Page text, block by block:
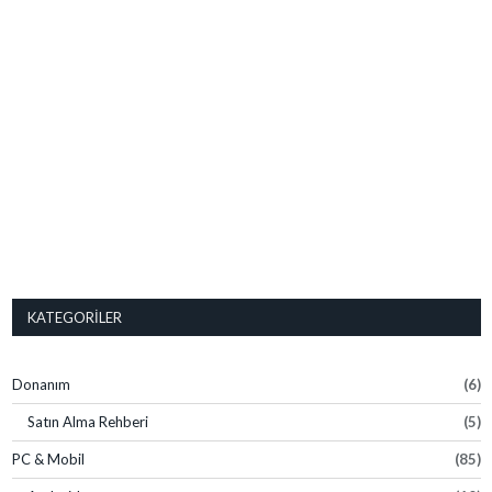
KATEGORILER
Donanım (6)
Satın Alma Rehberi (5)
PC & Mobil (85)